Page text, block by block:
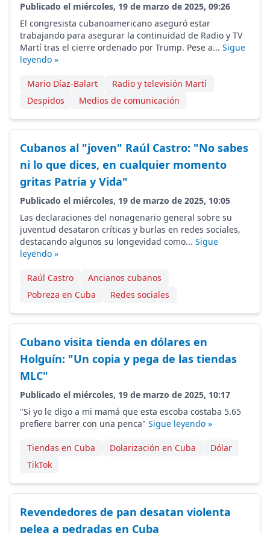
Publicado el miércoles, 19 de marzo de 2025, 09:26
El congresista cubanoamericano aseguró estar
trabajando para asegurar la continuidad de Radio y TV
Martí tras el cierre ordenado por Trump. Pese a... Sigue
leyendo »
Mario Díaz-Balart
Radio y televisión Martí
Despidos
Medios de comunicación
Cubanos al "joven" Raúl Castro: "No sabes
ni lo que dices, en cualquier momento
gritas Patria y Vida"
Publicado el miércoles, 19 de marzo de 2025, 10:05
Las declaraciones del nonagenario general sobre su
juventud desataron críticas y burlas en redes sociales,
destacando algunos su longevidad como... Sigue
leyendo »
Raúl Castro
Ancianos cubanos
Pobreza en Cuba
Redes sociales
Cubano visita tienda en dólares en
Holguín: "Un copia y pega de las tiendas
MLC"
Publicado el miércoles, 19 de marzo de 2025, 10:17
"Si yo le digo a mi mamá que esta escoba costaba 5.65
prefiere barrer con una penca" Sigue leyendo »
Tiendas en Cuba Dolarización en Cuba
Dólar
TikTok
Revendedores de pan desatan violenta
pelea a pedradas en Cuba